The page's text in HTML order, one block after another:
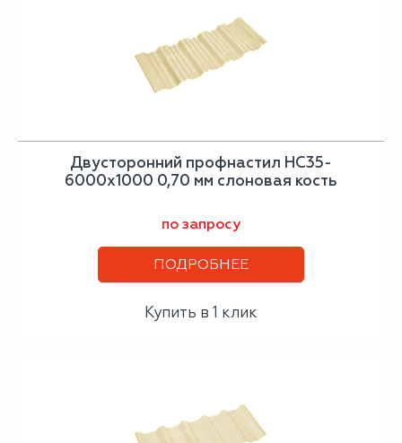
Двусторонний профнастил НС35-
6000х1000 0,70 мм слоновая кость
по запросу
ПОДРОБНЕЕ
Купить в 1 клик